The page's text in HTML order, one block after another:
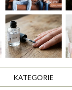
KATEGORIE